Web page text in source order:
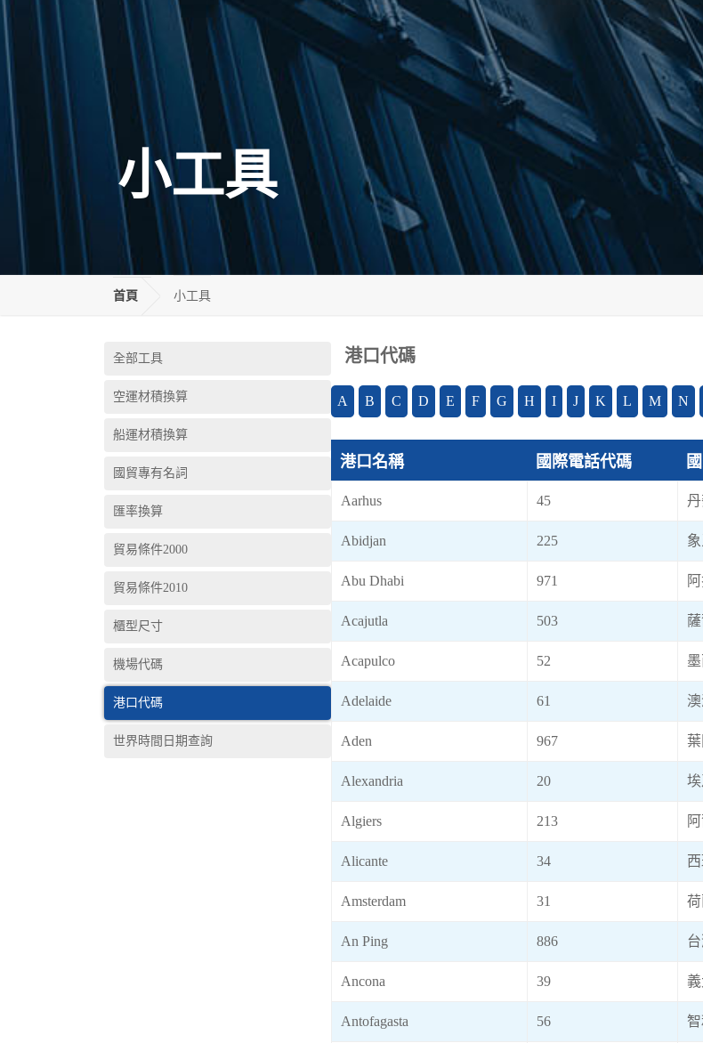
小工具
首頁 小工具
全部工具
空運材積換算
船運材積換算
國貿專有名詞
匯率換算
貿易條件2000
貿易條件2010
櫃型尺寸
機場代碼
港口代碼
世界時間日期查詢
港口代碼
A B C D E F G H I J K L M N
港口名稱 國際電話代碼
Aarhus 45
Abidjan 225
Abu Dhabi 971
Acajutla 503
Acapulco 52
Adelaide 61
Aden 967
Alexandria 20
Algiers 213
Alicante 34
Amsterdam 31
An Ping 886
Ancona 39 義
Antofagasta 56 智